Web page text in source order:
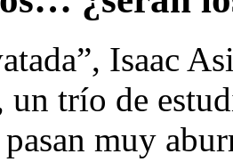
Isaac
un trío de
muy